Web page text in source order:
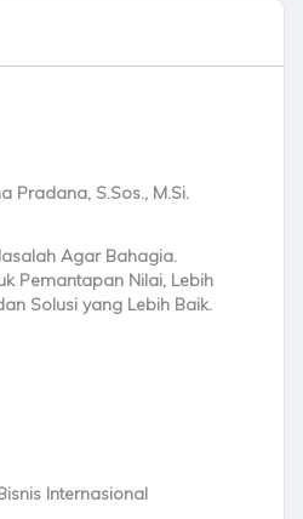
Pradana, S.Sos., M.Si.
Agar Bahagia.
Pemantapan Nilai, Lebih
Solusi yang Lebih Baik.
Internasional